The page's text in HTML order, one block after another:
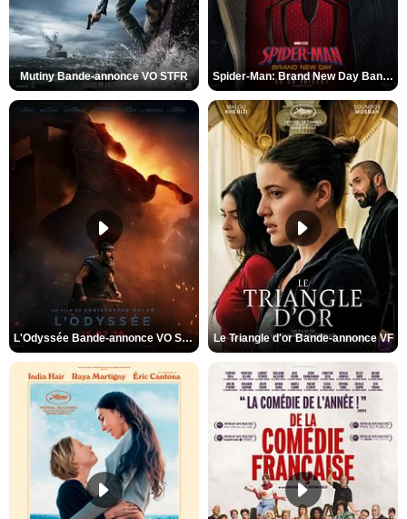
Mutiny Bande-annonce VO STFR Spider-Man: Brand New Day Bande-annonce VO STFR
L'Odyssée Bande-annonce VO STFR Le Triangle d'or Bande-annonce VF